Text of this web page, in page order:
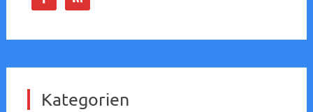
Kategorien